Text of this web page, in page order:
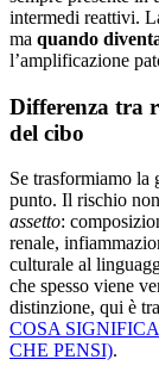
intermedi reattivi.
ma quando
l’amplificazione
Differenza tra
del cibo
Se trasformiamo la
punto. Il rischio
assetto:
renale,
culturale al
che spesso viene
distinzione, qui è
COSA
CHE PENSI).